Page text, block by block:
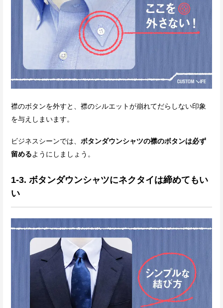
襟のボタンを外すと、襟のシルエットが崩れてだらしない印象
を与えしまいます。
ビジネスシーンでは、 ボタンダウンシャツの襟のボタンは必ず
留めるようにしましょう。
1-3. ボタンダウンシャツにネクタイは締めてもい
い